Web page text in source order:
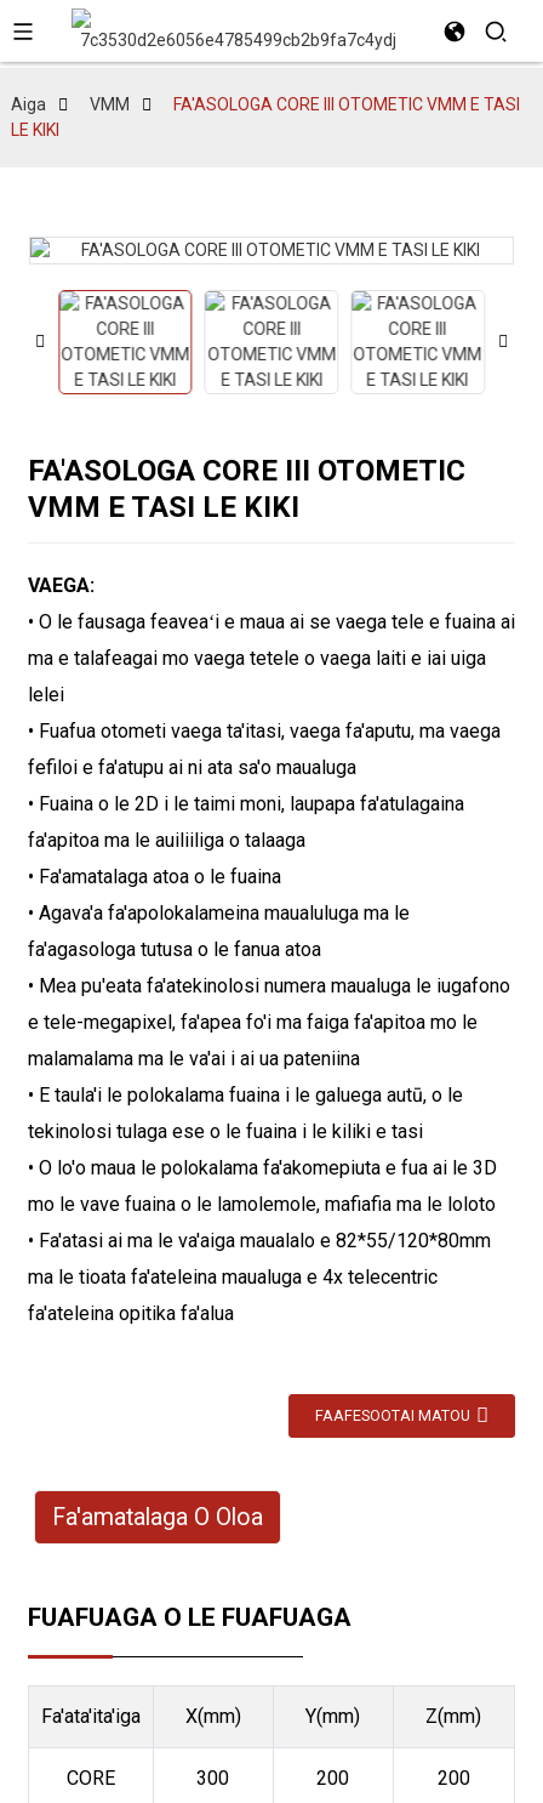
Aiga VMM
FA'ASOLOGA CORE III OTOMETIC VMM E TASI
LE KIKI
FA'ASOLOGA CORE III OTOMETIC
VMM E TASI LE KIKI
VAEGA:
• O le fausaga feaveaʻi e maua ai se vaega tele e fuaina ai
ma e talafeagai mo vaega tetele o vaega laiti e iai uiga
lelei
• Fuafua otometi vaega ta'itasi, vaega fa'aputu, ma vaega
fefiloi e fa'atupu ai ni ata sa'o maualuga
• Fuaina o le 2D i le taimi moni, laupapa fa'atulagaina
fa'apitoa ma le auiliiliga o talaaga
• Fa'amatalaga atoa o le fuaina
• Agava'a fa'apolokalameina maualuluga ma le
fa'agasologa tutusa o le fanua atoa
• Mea pu'eata fa'atekinolosi numera maualuga le iugafono
e tele-megapixel, fa'apea fo'i ma faiga fa'apitoa mo le
malamalama ma le va'ai i ai ua pateniina
• E taula'i le polokalama fuaina i le galuega autū, o le
tekinolosi tulaga ese o le fuaina i le kiliki e tasi
• O lo'o maua le polokalama fa'akomepiuta e fua ai le 3D
mo le vave fuaina o le lamolemole, mafiafia ma le loloto
• Fa'atasi ai ma le va'aiga maualalo e 82*55/120*80mm
ma le tioata fa'ateleina maualuga e 4x telecentric
fa'ateleina opitika fa'alua
FAAFESOOTAI MATOU
Fa'amatalaga O Oloa
FUAFUAGA O LE FUAFUAGA
Fa'ata'ita'iga X(mm) Y(mm) Z(mm)
CORE
300 200 200